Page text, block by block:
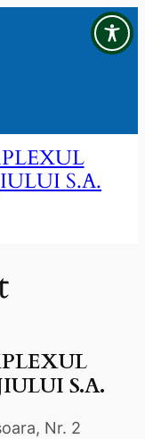
S.A.
S.A.
Nr. 2